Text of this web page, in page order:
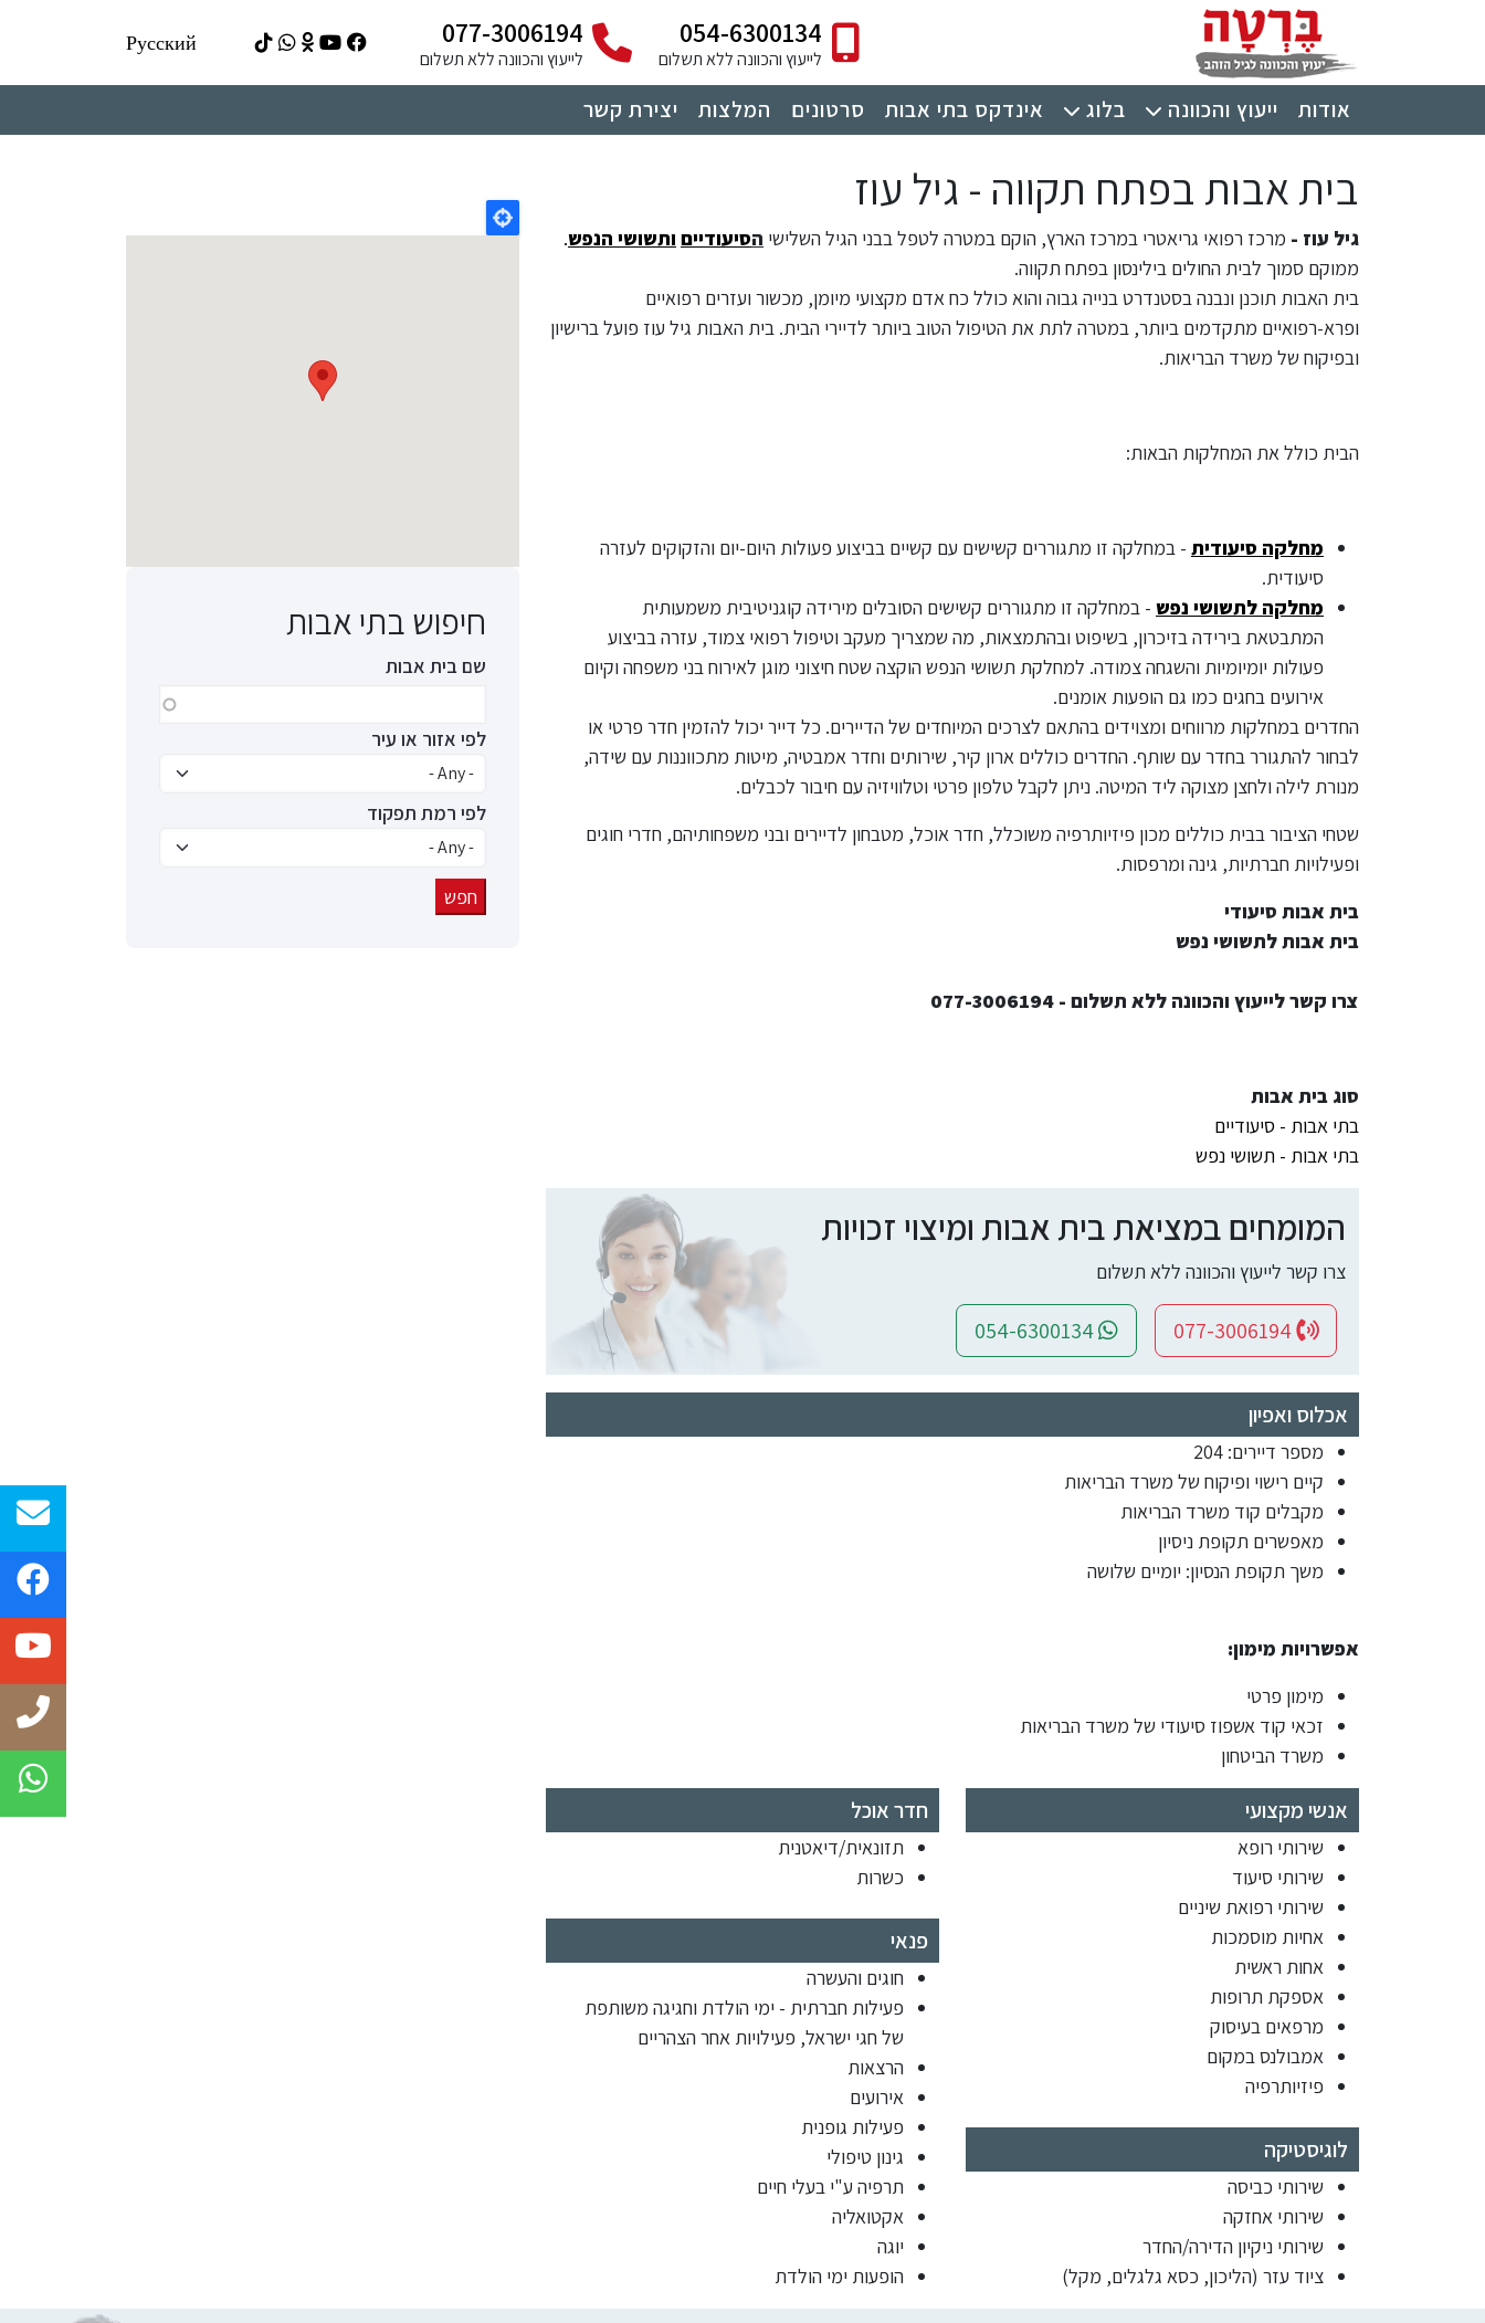
054-6300134
לייעוץ והכוונה ללא תשלום
077-3006194
לייעוץ והכוונה ללא תשלום
Русский
תפריט ראשי
אודות ייעוץ והכוונה בלוג אינדקס בתי אבות סרטונים המלצות יצירת קשר
בית אבות בפתח תקווה - גיל עוז
גיל עוז - מרכז רפואי גריאטרי במרכז הארץ, הוקם במטרה לטפל בבני הגיל השלישי הסיעודיים ותשושי הנפש.
ממוקם סמוך לבית החולים בילינסון בפתח תקווה.
בית האבות תוכנן ונבנה בסטנדרט בנייה גבוה והוא כולל כח אדם מקצועי מיומן, מכשור ועזרים רפואיים
ופרא-רפואיים מתקדמים ביותר, במטרה לתת את הטיפול הטוב ביותר לדיירי הבית. בית האבות גיל עוז פועל ברישיון
ובפיקוח של משרד הבריאות.
הבית כולל את המחלקות הבאות:
מחלקה סיעודית - במחלקה זו מתגוררים קשישים עם קשיים בביצוע פעולות היום-יום והזקוקים לעזרה
סיעודית.
מחלקה לתשושי נפש - במחלקה זו מתגוררים קשישים הסובלים מירידה קוגניטיבית משמעותית
המתבטאת בירידה בזיכרון, בשיפוט ובהתמצאות, מה שמצריך מעקב וטיפול רפואי צמוד, עזרה בביצוע
פעולות יומיומיות והשגחה צמודה. למחלקת תשושי הנפש הוקצה שטח חיצוני מוגן לאירוח בני משפחה וקיום
אירועים בחגים כמו גם הופעות אומנים.
החדרים במחלקות מרווחים ומצוידים בהתאם לצרכים המיוחדים של הדיירים. כל דייר יכול להזמין חדר פרטי או
לבחור להתגורר בחדר עם שותף. החדרים כוללים ארון קיר, שירותים וחדר אמבטיה, מיטות מתכווננות עם שידה,
מנורת לילה ולחצן מצוקה ליד המיטה. ניתן לקבל טלפון פרטי וטלוויזיה עם חיבור לכבלים.
שטחי הציבור בבית כוללים מכון פיזיותרפיה משוכלל, חדר אוכל, מטבחון לדיירים ובני משפחותיהם, חדרי חוגים
ופעילויות חברתיות, גינה ומרפסות.
בית אבות סיעודי
בית אבות לתשושי נפש
צרו קשר לייעוץ והכוונה ללא תשלום - 077-3006194
סוג בית אבות
בתי אבות - סיעודיים
בתי אבות - תשושי נפש
המומחים במציאת בית אבות ומיצוי זכויות
צרו קשר לייעוץ והכוונה ללא תשלום
אכלוס ואפיון
מספר דיירים: 204
קיים רישוי ופיקוח של משרד הבריאות
מקבלים קוד משרד הבריאות
מאפשרים תקופת ניסיון
משך תקופת הנסיון: יומיים שלושה
אפשרויות מימון:
מימון פרטי
זכאי קוד אשפוז סיעודי של משרד הבריאות
משרד הביטחון
חדר אוכל
תזונאית/דיאטנית
כשרות
אנשי מקצועי
שירותי רופא
שירותי סיעוד
שירותי רפואת שיניים
אחיות מוסמכות
אחות ראשית
אספקת תרופות
מרפאים בעיסוק
אמבולנס במקום
פיזיותרפיה
פנאי
חוגים והעשרה
פעילות חברתית - ימי הולדת וחגיגה משותפת
של חגי ישראל, פעילויות אחר הצהריים
הרצאות
אירועים
פעילות גופנית
גינון טיפולי
תרפיה ע"י בעלי חיים
אקטואליה
יוגה
הופעות ימי הולדת
לוגיסטיקה
שירותי כביסה
שירותי אחזקה
שירותי ניקיון הדירה/החדר
ציוד עזר (הליכון, כסא גלגלים, מקל)
חיפוש בתי אבות
שם בית אבות
לפי אזור או עיר
לפי רמת תפקוד